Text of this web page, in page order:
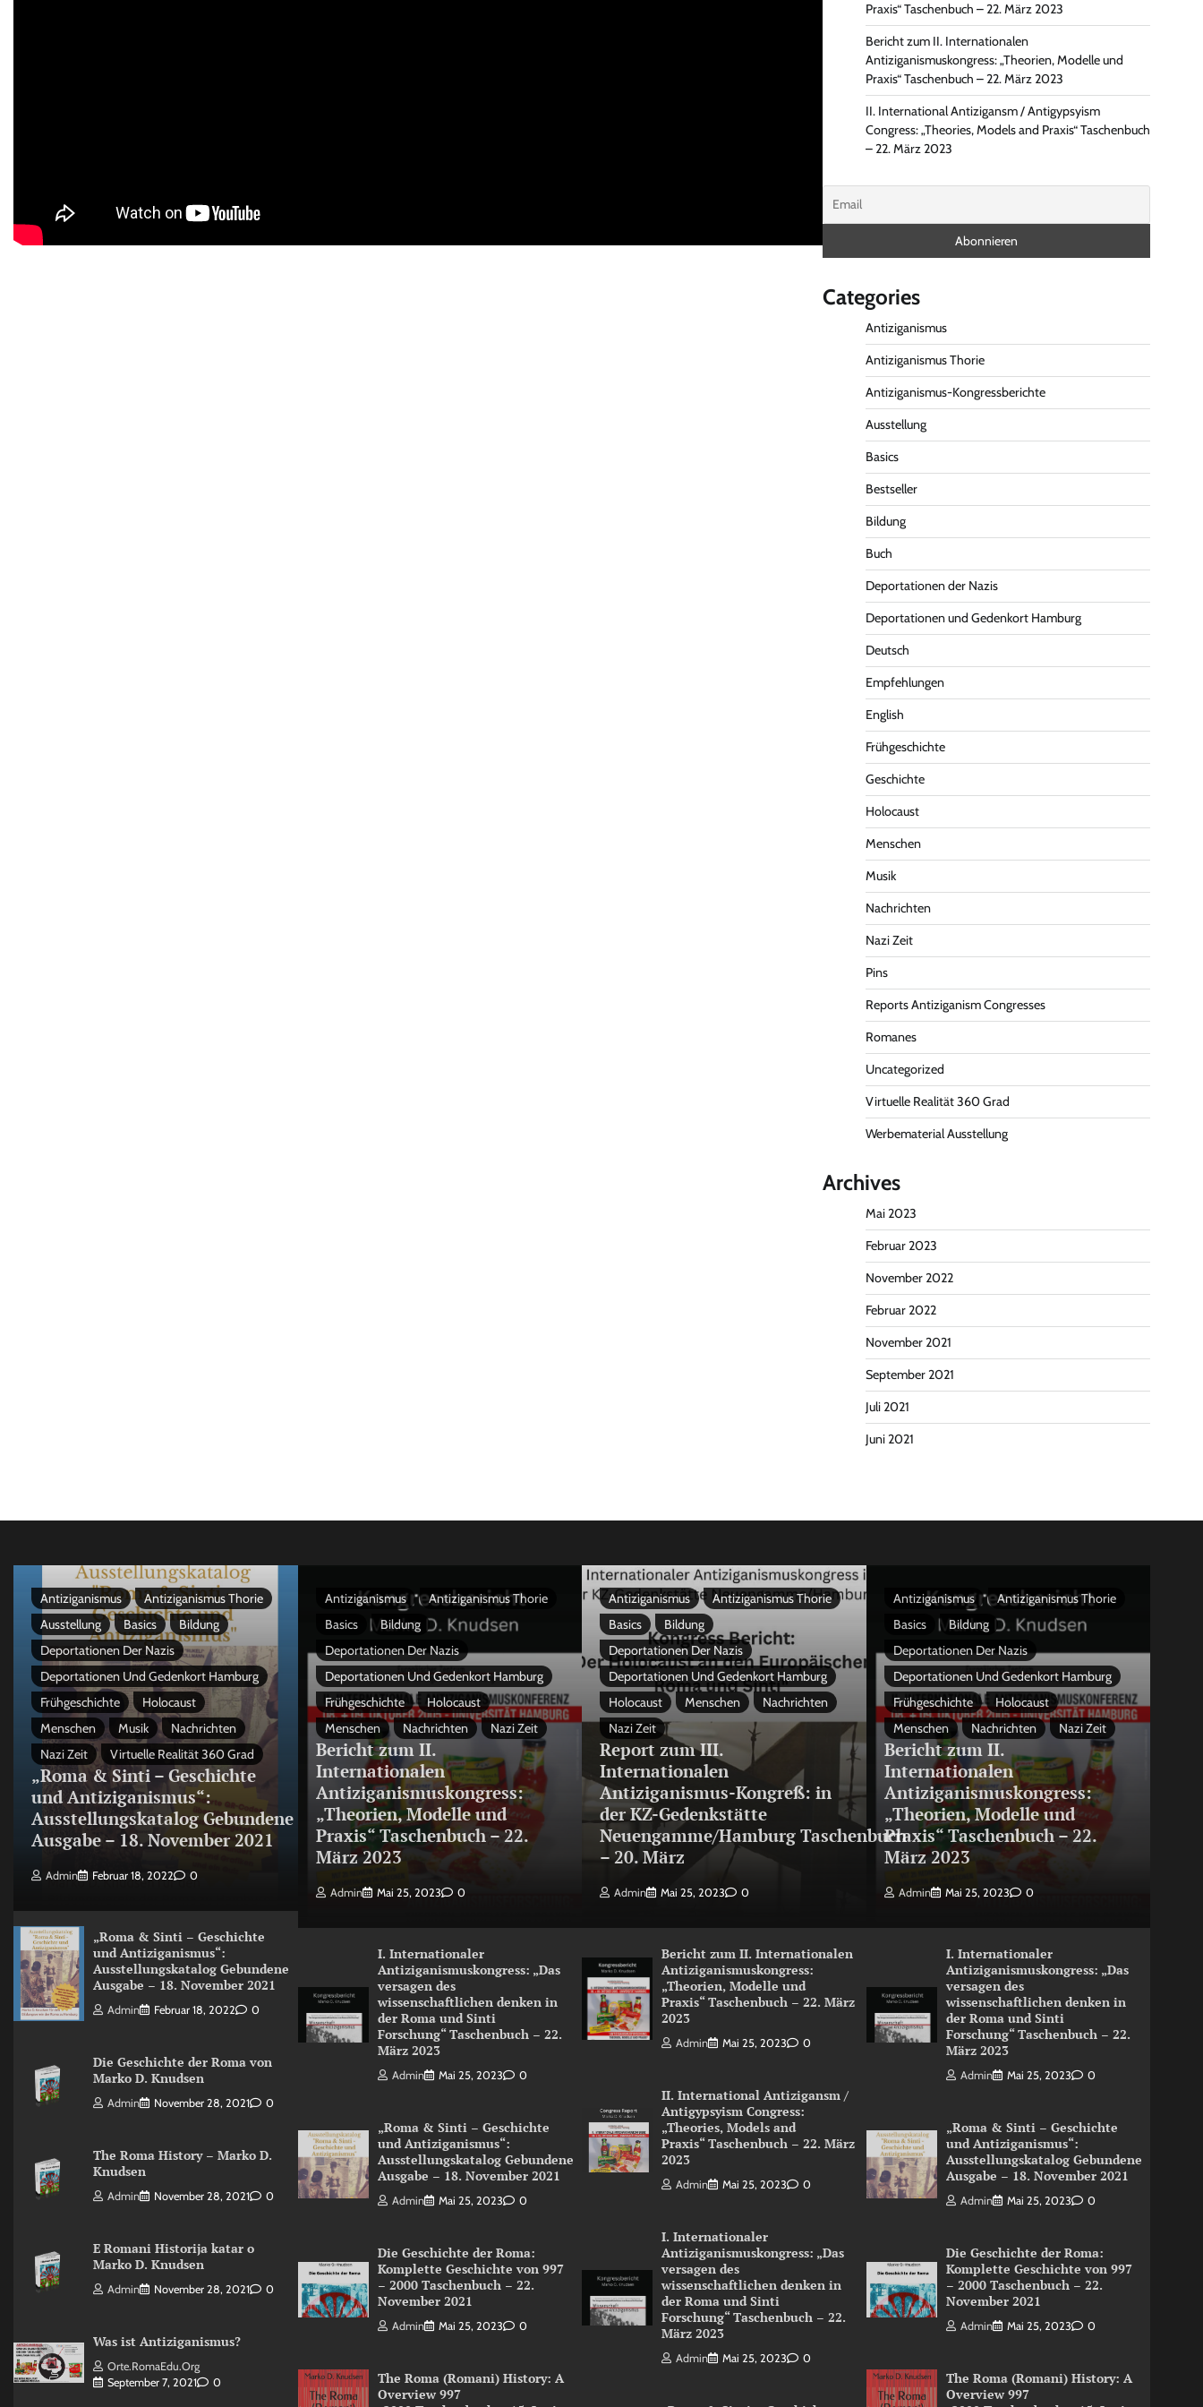
Praxis“ Taschenbuch – 22. März 2023
Bericht zum II. Internationalen
Antiziganismuskongress: „Theorien, Modelle und
Praxis“ Taschenbuch – 22. März 2023
II. International Antizigansm / Antigypsyism
Congress: „Theories, Models and Praxis“ Taschenbuch
– 22. März 2023
Categories
Antiziganismus
Antiziganismus Thorie
Antiziganismus-Kongressberichte
Ausstellung
Basics
Bestseller
Bildung
Buch
Deportationen der Nazis
Deportationen und Gedenkort Hamburg
Deutsch
Empfehlungen
English
Frühgeschichte
Geschichte
Holocaust
Menschen
Musik
Nachrichten
Nazi Zeit
Pins
Reports Antiziganism Congresses
Romanes
Uncategorized
Virtuelle Realität 360 Grad
Werbematerial Ausstellung
Archives
Mai 2023
Februar 2023
November 2022
Februar 2022
November 2021
September 2021
Juli 2021
Juni 2021
Antiziganismus
Antiziganismus Thorie
Ausstellung
Basics
Bildung
Deportationen Der Nazis
Deportationen Und Gedenkort Hamburg
Frühgeschichte
Holocaust
Menschen
Musik
Nachrichten
Nazi Zeit
Virtuelle Realität 360 Grad
„Roma & Sinti – Geschichte
und Antiziganismus“:
Ausstellungskatalog Gebundene
Ausgabe – 18. November 2021
Admin Februar 18, 2022 0
„Roma & Sinti – Geschichte
und Antiziganismus“:
Ausstellungskatalog Gebundene
Ausgabe – 18. November 2021
Admin Februar 18, 2022 0
Die Geschichte der Roma von
Marko D. Knudsen
Admin November 28, 2021 0
The Roma History – Marko D.
Knudsen
Admin November 28, 2021 0
E Romani Historija katar o
Marko D. Knudsen
Admin November 28, 2021 0
Was ist Antiziganismus?
Orte.RomaEdu.org
September 7, 2021
0
Antiziganismus
Antiziganismus Thorie
Basics
Bildung
Deportationen Der Nazis
Deportationen Und Gedenkort Hamburg
Frühgeschichte
Holocaust
Menschen
Nachrichten Nazi Zeit
Bericht zum II.
Internationalen
Antiziganismuskongress:
„Theorien, Modelle und
Praxis“ Taschenbuch – 22.
März 2023
Admin Mai 25, 2023 0
I. Internationaler
Antiziganismuskongress: „Das
versagen des
wissenschaftlichen denken in
der Roma und Sinti
Forschung“ Taschenbuch – 22.
März 2023
Admin Mai 25, 2023 0
„Roma & Sinti – Geschichte
und Antiziganismus“:
Ausstellungskatalog Gebundene
Ausgabe – 18. November 2021
Admin Mai 25, 2023 0
Die Geschichte der Roma:
Komplette Geschichte von 997
– 2000 Taschenbuch – 22.
November 2021
Admin Mai 25, 2023 0
The Roma (Romani) History: A
Overview 997
Antiziganismus
Antiziganismus Thorie
Basics
Bildung
Deportationen Der Nazis
Deportationen Und Gedenkort Hamburg
Holocaust
Menschen
Nachrichten
Nazi Zeit
Report zum III.
Internationalen
Antiziganismus-Kongreß: in
der KZ-Gedenkstätte
Neuengamme/Hamburg Taschenbuch
– 20. März
Admin Mai 25, 2023 0
Bericht zum II. Internationalen
Antiziganismuskongress:
„Theorien, Modelle und
Praxis“ Taschenbuch – 22. März
2023
Admin Mai 25, 2023 0
II. International Antizigansm /
Antigypsyism Congress:
„Theories, Models and
Praxis“ Taschenbuch – 22. März
2023
Admin Mai 25, 2023 0
I. Internationaler
Antiziganismuskongress: „Das
versagen des
wissenschaftlichen denken in
der Roma und Sinti
Forschung“ Taschenbuch – 22.
März 2023
Admin Mai 25, 2023 0
Antiziganismus
Antiziganismus Thorie
Basics
Bildung
Deportationen Der Nazis
Deportationen Und Gedenkort Hamburg
Frühgeschichte
Holocaust
Menschen
Nachrichten Nazi Zeit
Bericht zum II.
Internationalen
Antiziganismuskongress:
„Theorien, Modelle und
Praxis“ Taschenbuch – 22.
März 2023
Admin Mai 25, 2023 0
I. Internationaler
Antiziganismuskongress: „Das
versagen des
wissenschaftlichen denken in
der Roma und Sinti
Forschung“ Taschenbuch – 22.
März 2023
Admin Mai 25, 2023 0
„Roma & Sinti – Geschichte
und Antiziganismus“:
Ausstellungskatalog Gebundene
Ausgabe – 18. November 2021
Admin Mai 25, 2023 0
Die Geschichte der Roma:
Komplette Geschichte von 997
– 2000 Taschenbuch – 22.
November 2021
Admin Mai 25, 2023 0
The Roma (Romani) History: A
Overview 997